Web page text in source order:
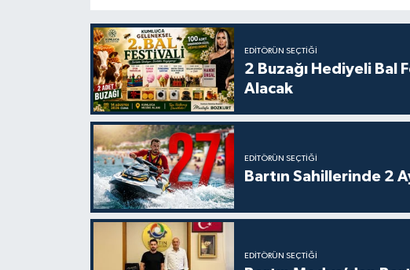
EDITÖRÜN SEÇTIĞI
2 Buzağı Hediyeli Bal
Alacak
EDITÖRÜN SEÇTIĞI
Bartın Sahillerinde 2
EDITÖRÜN SEÇTIĞI